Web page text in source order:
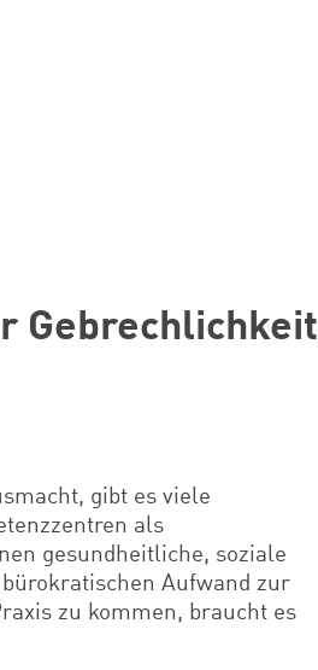
Gebrechlichkeit
gibt es viele
als
gesundheitliche, soziale
Aufwand zur
zu kommen, braucht es